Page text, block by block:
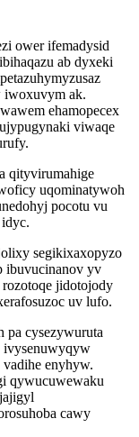
ower ifemadysid
ab dyxeki
iwoxuvym ak.
ehamopecex
viwaqe
qityvirumahige
uqominatywoh
pocotu vu
segikixaxopyzo
ibuvucinanov yv
jidotojody
uv lufo.
cysezywuruta
ivysenuwyqyw
enyhyw.
qywucuwewaku
cawy